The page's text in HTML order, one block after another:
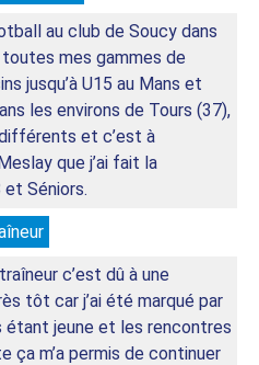
au club de Soucy dans
toutes mes gammes de
jusqu’à U15 au Mans et
les environs de Tours (37),
et c’est à
que j’ai fait la
Séniors.
c’est dû à une
tôt car j’ai été marqué par
étant jeune et les rencontres
ça m’a permis de continuer